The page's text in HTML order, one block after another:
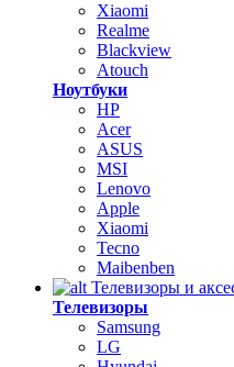
Xiaomi
Realme
Blackview
Atouch
Ноутбуки
HP
Acer
ASUS
MSI
Lenovo
Apple
Xiaomi
Tecno
Maibenben
Телевизоры и
Телевизоры
Samsung
LG